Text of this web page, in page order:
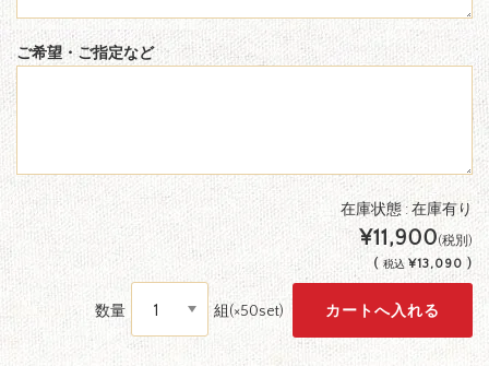
ご希望・ご指定など
在庫状態 : 在庫有り
¥11,900(税別)
( 税込 ¥13,090 )
数量 組(×50set)